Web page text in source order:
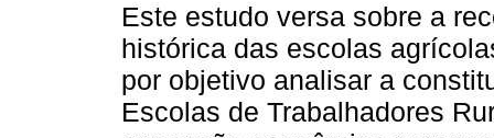
Este estudo versa sobre a
histórica das escolas
por objetivo analisar a
Escolas de Trabalhadores